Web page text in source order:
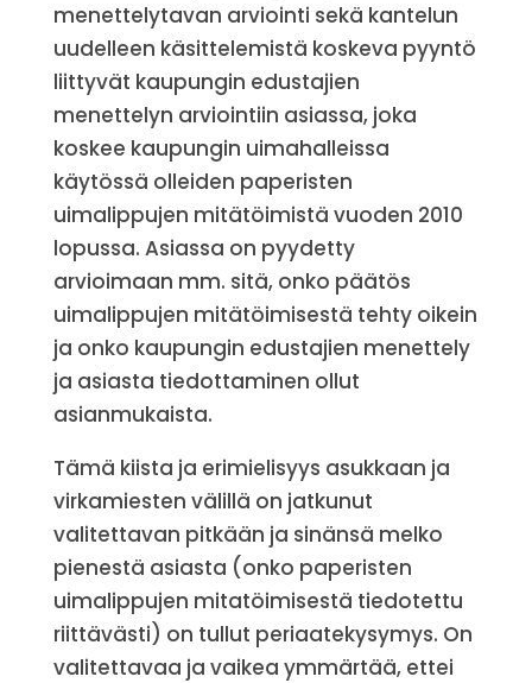
menettelytavan arviointi sekä kantelun
uudelleen käsittelemistä koskeva pyyntö
liittyvät kaupungin edustajien
menettelyn arviointiin asiassa, joka
koskee kaupungin uimahalleissa
käytössä olleiden paperisten
uimalippujen mitätöimistä vuoden 2010
lopussa. Asiassa on pyydetty
arvioimaan mm. sitä, onko päätös
uimalippujen mitätöimisestä tehty oikein
ja onko kaupungin edustajien menettely
ja asiasta tiedottaminen ollut
asianmukaista.
Tämä kiista ja erimielisyys asukkaan ja
virkamiesten välillä on jatkunut
valitettavan pitkään ja sinänsä melko
pienestä asiasta (onko paperisten
uimalippujen mitatöimisestä tiedotettu
riittävästi) on tullut periaatekysymys. On
valitettavaa ja vaikea ymmärtää, ettei